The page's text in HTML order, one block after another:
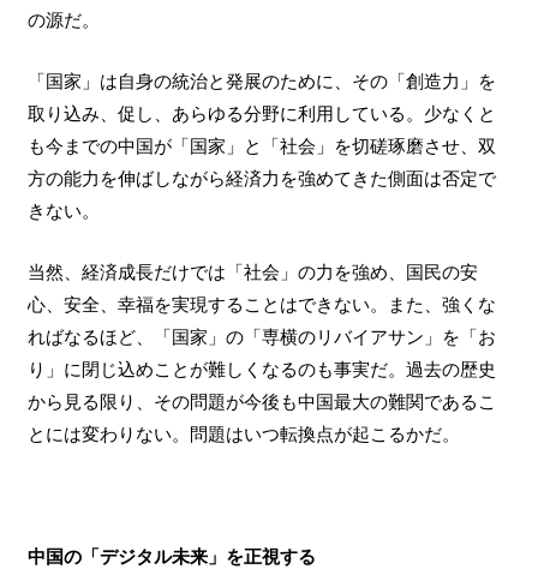
の源だ。
「国家」は自身の統治と発展のために、その「創造力」を
取り込み、促し、あらゆる分野に利用している。少なくと
も今までの中国が「国家」と「社会」を切磋琢磨させ、双
方の能力を伸ばしながら経済力を強めてきた側面は否定で
きない。
当然、経済成長だけでは「社会」の力を強め、国民の安
心、安全、幸福を実現することはできない。また、強くな
ればなるほど、「国家」の「専横のリバイアサン」を「お
り」に閉じ込めことが難しくなるのも事実だ。過去の歴史
から見る限り、その問題が今後も中国最大の難関であるこ
とには変わりない。問題はいつ転換点が起こるかだ。
中国の「デジタル未来」を正視する